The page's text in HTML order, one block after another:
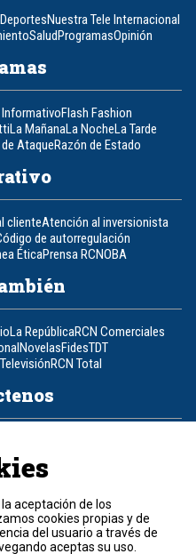
DeportesNuestra Tele Internacional
SaludProgramasOpinión
InformativoFlash Fashion
La MañanaLa NocheLa Tarde
AtaqueRazón de Estado
clienteAtención al inversionista
de autorregulación
ÉticaPrensa RCNOBA
La RepúblicaRCN Comerciales
NovelasFidesTDT
RCN Total
cookies
Medios.
aceptación de los
cookies propias y de
del usuario a través de
aceptas su uso.